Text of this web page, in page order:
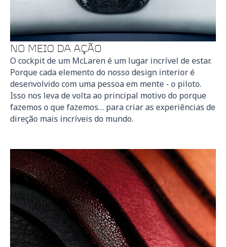
NO MEIO DA AÇÃO
O cockpit de um McLaren é um lugar incrível de estar.
Porque cada elemento do nosso design interior é
desenvolvido com uma pessoa em mente - o piloto.
Isso nos leva de volta ao principal motivo do porque
fazemos o que fazemos… para criar as experiências de
direção mais incríveis do mundo.